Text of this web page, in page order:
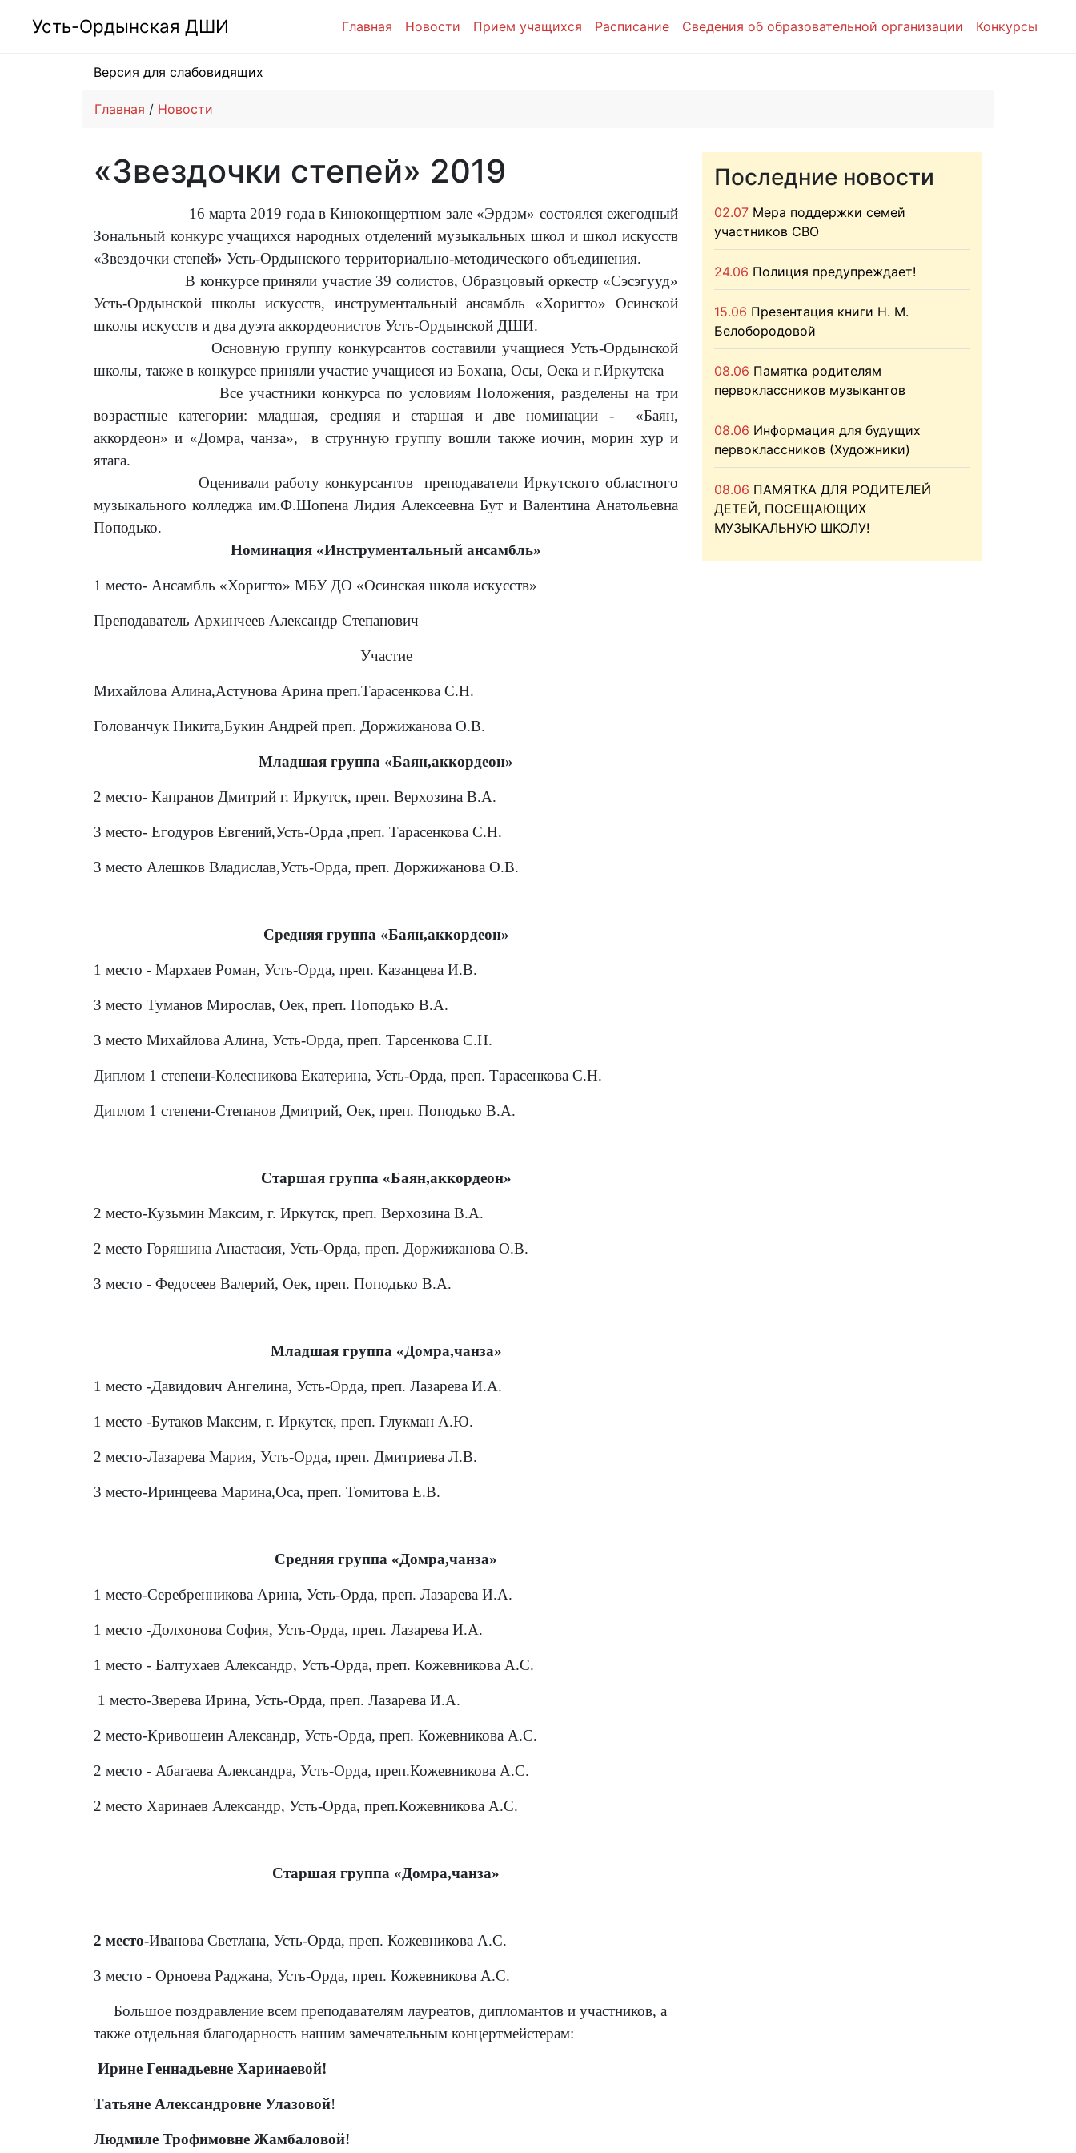
Усть-Ордынская ДШИ Главная Новости Прием учащихся Расписание Сведения об образовательной организации Конкурсы
Версия для слабовидящих
Главная Новости
«Звездочки степей» 2019
16 марта 2019 года в Киноконцертном зале «Эрдэм» состоялся ежегодный
Зональный конкурс учащихся народных отделений музыкальных школ и школ искусств
«Звездочки степей» Усть-Ордынского территориально-методического объединения.
В конкурсе приняли участие 39 солистов, Образцовый оркестр «Сэсэгууд»
Усть-Ордынской школы искусств, инструментальный ансамбль «Хоригто» Осинской
школы искусств и два дуэта аккордеонистов Усть-Ордынской ДШИ.
Основную группу конкурсантов составили учащиеся Усть-Ордынской
школы, также в конкурсе приняли участие учащиеся из Бохана, Осы, Оека и г.Иркутска
Все участники конкурса по условиям Положения, разделены на три
возрастные категории: младшая, средняя и старшая и две номинации - «Баян,
аккордеон» и «Домра, чанза», в струнную группу вошли также иочин, морин хур и
ятага.
Оценивали работу конкурсантов преподаватели Иркутского областного
музыкального колледжа им.Ф.Шопена Лидия Алексеевна Бут и Валентина Анатольевна
Поподько.
Номинация «Инструментальный ансамбль»
1 место- Ансамбль «Хоригто» МБУ ДО «Осинская школа искусств»
Преподаватель Архинчеев Александр Степанович
Участие
Михайлова Алина,Астунова Арина преп.Тарасенкова С.Н.
Голованчук Никита,Букин Андрей преп. Доржижанова О.В.
Младшая группа «Баян,аккордеон»
2 место- Капранов Дмитрий г. Иркутск, преп. Верхозина В.А.
3 место- Егодуров Евгений,Усть-Орда ,преп. Тарасенкова С.Н.
3 место Алешков Владислав,Усть-Орда, преп. Доржижанова О.В.
Средняя группа «Баян,аккордеон»
1 место - Мархаев Роман, Усть-Орда, преп. Казанцева И.В.
3 место Туманов Мирослав, Оек, преп. Поподько В.А.
3 место Михайлова Алина, Усть-Орда, преп. Тарсенкова С.Н.
Диплом 1 степени-Колесникова Екатерина, Усть-Орда, преп. Тарасенкова С.Н.
Диплом 1 степени-Степанов Дмитрий, Оек, преп. Поподько В.А.
Старшая группа «Баян,аккордеон»
2 место-Кузьмин Максим, г. Иркутск, преп. Верхозина В.А.
2 место Горяшина Анастасия, Усть-Орда, преп. Доржижанова О.В.
3 место - Федосеев Валерий, Оек, преп. Поподько В.А.
Младшая группа «Домра,чанза»
1 место -Давидович Ангелина, Усть-Орда, преп. Лазарева И.А.
1 место -Бутаков Максим, г. Иркутск, преп. Глукман А.Ю.
2 место-Лазарева Мария, Усть-Орда, преп. Дмитриева Л.В.
3 место-Иринцеева Марина,Оса, преп. Томитова Е.В.
Средняя группа «Домра,чанза»
1 место-Серебренникова Арина, Усть-Орда, преп. Лазарева И.А.
1 место -Долхонова София, Усть-Орда, преп. Лазарева И.А.
1 место - Балтухаев Александр, Усть-Орда, преп. Кожевникова А.С.
1 место-Зверева Ирина, Усть-Орда, преп. Лазарева И.А.
2 место-Кривошеин Александр, Усть-Орда, преп. Кожевникова А.С.
2 место - Абагаева Александра, Усть-Орда, преп.Кожевникова А.С.
2 место Харинаев Александр, Усть-Орда, преп.Кожевникова А.С.
Старшая группа «Домра,чанза»
2 место-Иванова Светлана, Усть-Орда, преп. Кожевникова А.С.
3 место - Орноева Раджана, Усть-Орда, преп. Кожевникова А.С.
Большое поздравление всем преподавателям лауреатов, дипломантов и участников, а
также отдельная благодарность нашим замечательным концертмейстерам:
Ирине Геннадьевне Харинаевой!
Татьяне Александровне Улазовой!
Людмиле Трофимовне Жамбаловой!
Последние новости
02.07 Мера поддержки семей
участников СВО
24.06 Полиция предупреждает!
15.06 Презентация книги Н. М.
Белобородовой
08.06 Памятка родителям
первоклассников музыкантов
08.06 Информация для будущих
первоклассников (Художники)
08.06 ПАМЯТКА ДЛЯ РОДИТЕЛЕЙ
ДЕТЕЙ, ПОСЕЩАЮЩИХ
МУЗЫКАЛЬНУЮ ШКОЛУ!